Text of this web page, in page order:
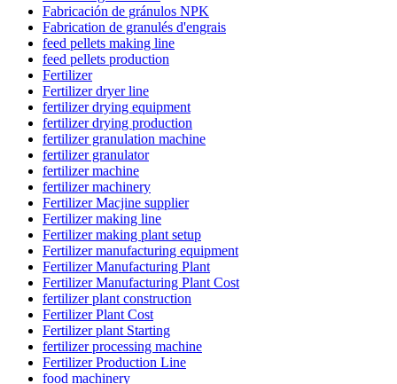
Fabricación de gránulos NPK
Fabrication de granulés d'engrais
feed pellets making line
feed pellets production
Fertilizer
Fertilizer dryer line
fertilizer drying equipment
fertilizer drying production
fertilizer granulation machine
fertilizer granulator
fertilizer machine
fertilizer machinery
Fertilizer Macjine supplier
Fertilizer making line
Fertilizer making plant setup
Fertilizer manufacturing equipment
Fertilizer Manufacturing Plant
Fertilizer Manufacturing Plant Cost
fertilizer plant construction
Fertilizer Plant Cost
Fertilizer plant Starting
fertilizer processing machine
Fertilizer Production Line
food machinery